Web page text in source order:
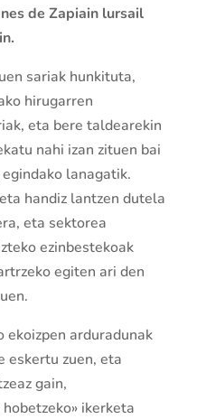
de Zapiain lursail
sariak hunkituta,
hirugarren
eta bere taldearekin
nahi izan zituen bai
lanagatik.
handiz lantzen dutela
eta sektorea
ezinbestekoak
egiten ari den
arduradunak
eskertu zuen, eta
gain,
ikerketa